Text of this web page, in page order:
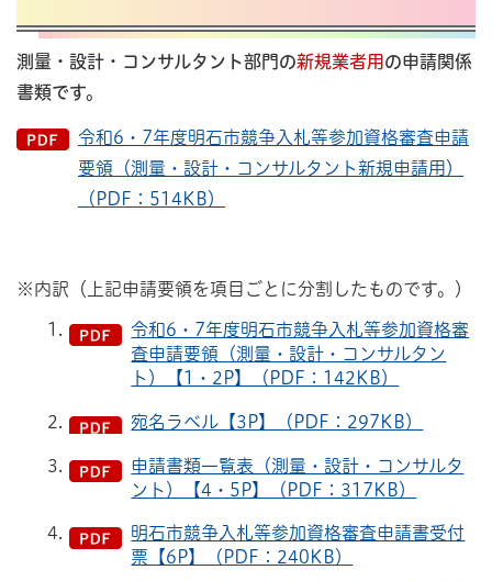
測量・設計・コンサルタント部門の新規業者用 の申請関係
書類です。
令和6・7年度明石市競争入札等参加資格審査申請
要領（測量・設計・コンサルタント新規申請用）
（PDF：514KB）
※内訳（上記申請要領を項目ごとに分割したものです。）
令和6・7年度明石市競争入札等参加資格審
査申請要領（測量・設計・コンサルタン
ト）【1・2P】（PDF：142KB）
宛名ラベル【3P】（PDF：297KB）
申請書類一覧表（測量・設計・コンサルタ
ント）【4・5P】（PDF：317KB）
明石市競争入札等参加資格審査申請書受付
票【6P】（PDF：240KB）